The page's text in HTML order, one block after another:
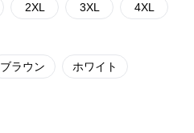
2XL 3XL 4XL
ブラウン ホワイト